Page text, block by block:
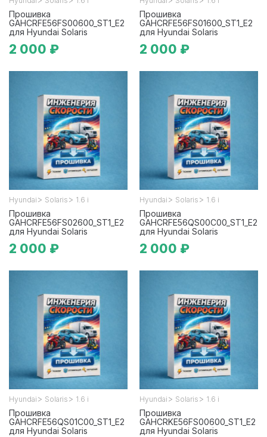
Прошивка
GAHCRFE56FS00600_ST1_E2
для Hyundai Solaris
2 000 ₽
Прошивка
GAHCRFE56FS01600_ST1_E2
для Hyundai Solaris
2 000 ₽
Hyundai > Solaris > 1.6 i
Прошивка
GAHCRFE56FS02600_ST1_E2
для Hyundai Solaris
2 000 ₽
Hyundai > Solaris > 1.6 i
Прошивка
GAHCRFE56QS00C00_ST1_E2
для Hyundai Solaris
2 000 ₽
Hyundai > Solaris > 1.6 i
Прошивка
GAHCRFE56QS01C00_ST1_E2
для Hyundai Solaris
Hyundai > Solaris > 1.6 i
Прошивка
GAHCRKE56FS00600_ST1_E2
для Hyundai Solaris